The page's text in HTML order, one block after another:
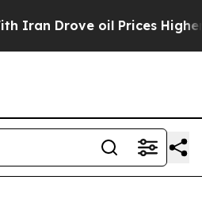
oil Prices Higher,